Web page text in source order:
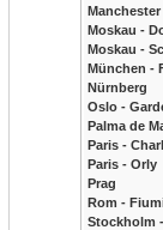
Manchester
Moskau -
Moskau -
München -
Nürnberg
Oslo -
Palma de
Paris -
Paris - Orly
Prag
Rom -
Stockholm